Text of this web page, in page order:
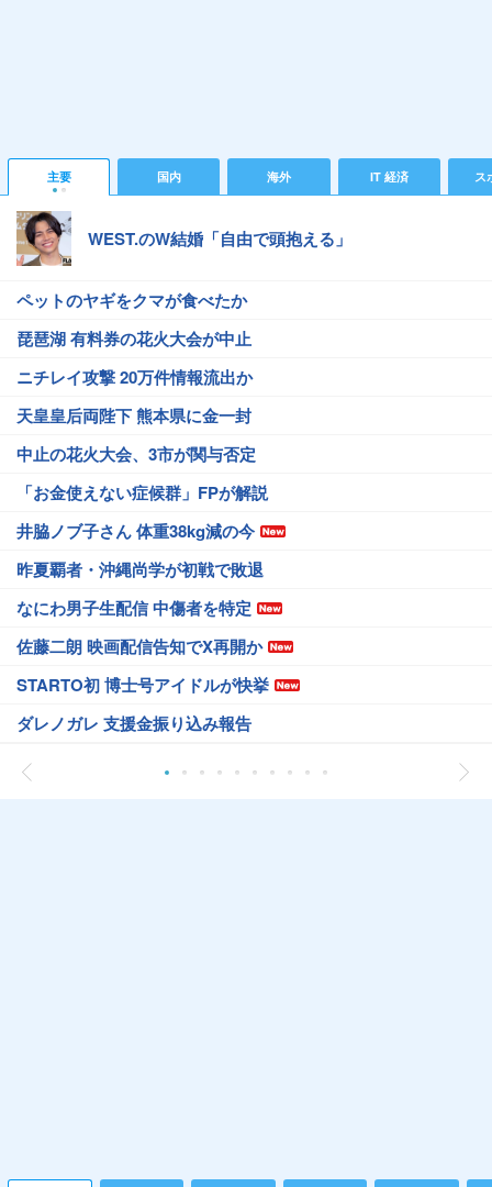
主要 国内 海外 IT 経済 ス
WEST.のW結婚「自由で頭抱える」
ペットのヤギをクマが食べたか
琵琶湖 有料券の花火大会が中止
ニチレイ攻撃 20万件情報流出か
天皇皇后両陛下 熊本県に金一封
中止の花火大会、3市が関与否定
「お金使えない症候群」FPが解説
井脇ノブ子さん 体重38kg減の今
昨夏覇者・沖縄尚学が初戦で敗退
なにわ男子生配信 中傷者を特定
佐藤二朗 映画配信告知でX再開か
STARTO初 博士号アイドルが快挙
ダレノガレ 支援金振り込み報告